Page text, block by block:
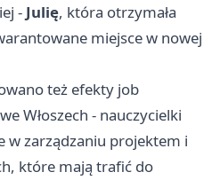
- Julię, która otrzymała
miejsce w nowej
też efekty job
Włoszech - nauczycielki
w zarządzaniu projektem i
które mają trafić do